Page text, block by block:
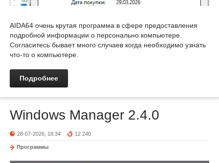
AIDA64 очень крутая программа в сфере предоставления
подробной информации о персонально компьютере.
Согласитесь бывает много случаев когда необходимо узнать
что-то о компьютере.
Подробнее
Windows Manager 2.4.0
28-07-2026, 18:34 12 240
Программы